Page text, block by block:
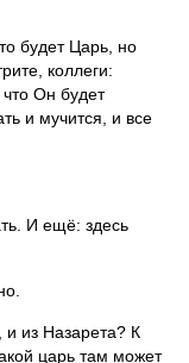
будет Царь, но
коллеги:
что Он будет
и мучится, и все
И ещё: здесь
из Назарета? К
царь там может